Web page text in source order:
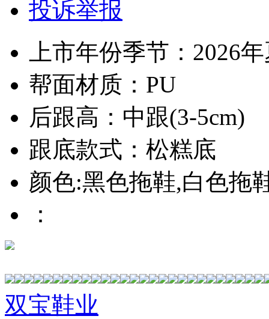
投诉举报
上市年份季节：2026
帮面材质：PU
后跟高：中跟(3-5cm)
跟底款式：松糕底
颜色:黑色拖鞋,白色拖
：
双宝鞋业